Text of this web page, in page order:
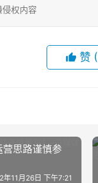
权内容
赞
思路谨慎参
年11月26日 下午7:21